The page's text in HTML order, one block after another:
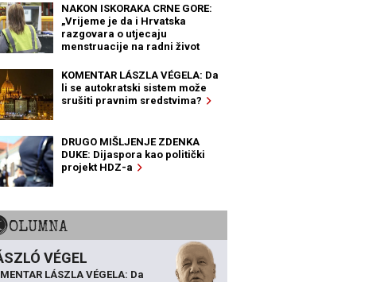
NAKON ISKORAKA CRNE GORE:
„Vrijeme je da i Hrvatska
razgovara o utjecaju
menstruacije na radni život
KOMENTAR LÁSZLA VÉGELA: Da
li se autokratski sistem može
srušiti pravnim sredstvima?
DRUGO MIŠLJENJE ZDENKA
DUKE: Dijaspora kao politički
projekt HDZ-a
KOLUMNA
VÉGEL
LÁSZLA VÉGELA: Da